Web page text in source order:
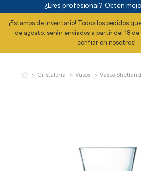
¿Eres profesional? Obtén
¡Estamos de inventario! Todos los pedidos
de agosto, serán enviados a partir del 18 de
confiar en nosotros!
Cristalería Vasos Vasos